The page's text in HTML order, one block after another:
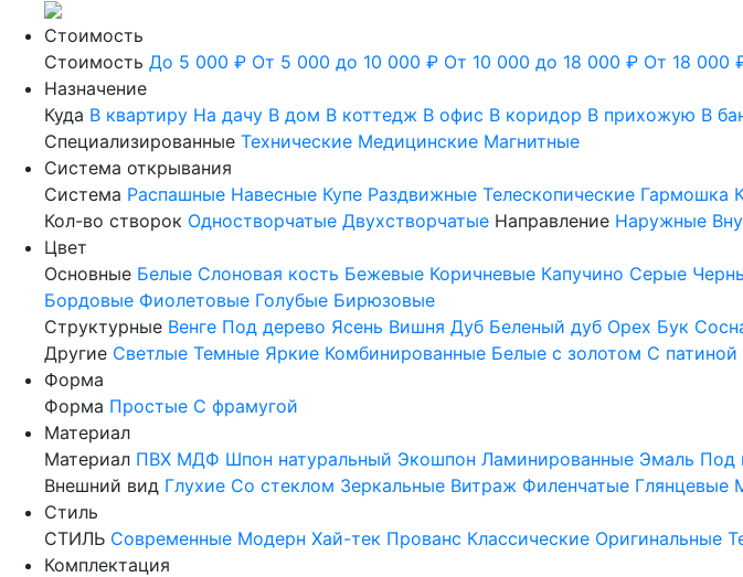
Стоимость
Стоимость До 5 000 ₽ От 5 000 до 10 000 ₽ От 10 000 до 18 000 ₽ От 18 000
Назначение
Куда В квартиру На дачу В дом В коттедж В офис В коридор В прихожую В
Специализированные Технические Медицинские Магнитные
Система открывания
Система Распашные Навесные Купе Раздвижные Телескопические Гармошка
Кол-во створок Одностворчатые Двухстворчатые Направление Наружные
Цвет
Основные Белые Слоновая кость Бежевые Коричневые Капучино Серые
Бордовые Фиолетовые Голубые Бирюзовые
Структурные Венге Под дерево Ясень Вишня Дуб Беленый дуб Орех Бук
Другие Светлые Темные Яркие Комбинированные Белые с золотом С патиной
Форма
Форма Простые С фрамугой
Материал
Материал ПВХ МДФ Шпон натуральный Экошпон Ламинированные Эмаль Под
Внешний вид Глухие Со стеклом Зеркальные Витраж Филенчатые Глянцевые
Стиль
СТИЛЬ Современные Модерн Хай-тек Прованс Классические Оригинальные
Комплектация